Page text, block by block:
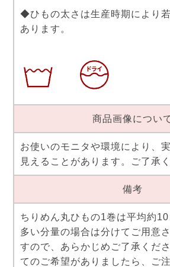
◆ひもの太さは生産時期により
あります。
商品画像につい
お使いのモニタや環境により、
見えることがあります。ご了承く
備考
ちりめん丸ひもの1巻は平均約
多い分量の場合は分けてご用意
すので、あらかじめご了承くだ
てのご希望がありましたら、ご